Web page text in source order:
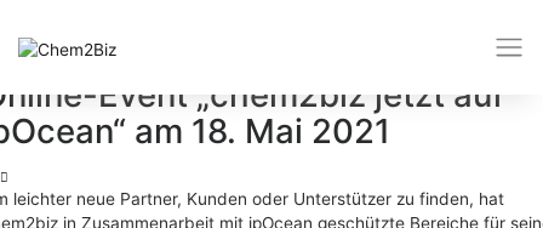
Event „chem2biz jetzt auf
am 18. Mai 2021
leichter neue Partner, Kunden oder Unterstützer zu finden, hat
in Zusammenarbeit mit ipOcean geschützte Bereiche für